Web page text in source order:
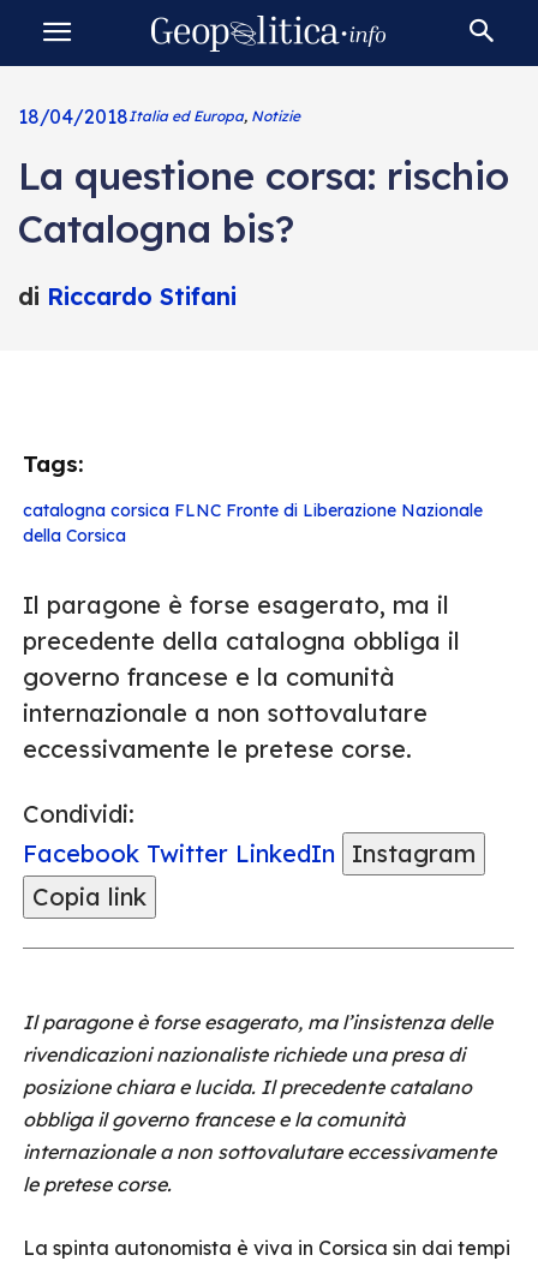
18/04/2018Italia ed Europa, Notizie
La questione corsa: rischio
Catalogna bis?
di Riccardo Stifani
Tags:
catalogna corsica FLNC Fronte di Liberazione Nazionale
della Corsica
Il paragone è forse esagerato, ma il
precedente della catalogna obbliga il
governo francese e la comunità
internazionale a non sottovalutare
eccessivamente le pretese corse.
Condividi:
Facebook Twitter LinkedIn
Instagram
Copia link
Il paragone è forse esagerato, ma l’insistenza delle
rivendicazioni nazionaliste richiede una presa di
posizione chiara e lucida. Il precedente catalano
obbliga il governo francese e la comunità
internazionale a non sottovalutare eccessivamente
le pretese corse.
La spinta autonomista è viva in Corsica sin dai tempi